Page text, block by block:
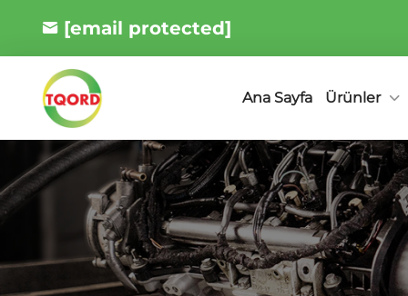
[email protected]
Ana Sayfa Ürünler